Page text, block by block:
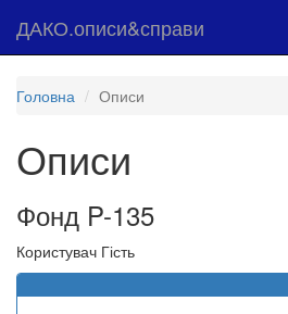
ДАКО.описи&справи
Головна Описи
Описи
Фонд P-135
Користувач Гість